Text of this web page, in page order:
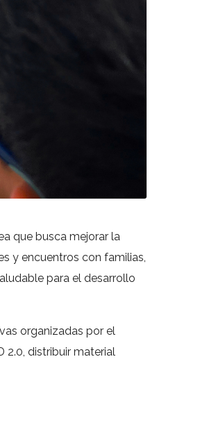
que busca mejorar la
y encuentros con familias,
para el desarrollo
organizadas por el
2.0, distribuir material